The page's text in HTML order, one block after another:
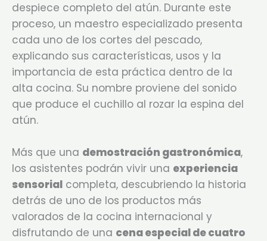
despiece completo del atún. Durante este
proceso, un maestro especializado presenta
cada uno de los cortes del pescado,
explicando sus características, usos y la
importancia de esta práctica dentro de la
alta cocina. Su nombre proviene del sonido
que produce el cuchillo al rozar la espina del
atún.
Más que una demostración gastronómica,
los asistentes podrán vivir una experiencia
sensorial completa, descubriendo la historia
detrás de uno de los productos más
valorados de la cocina internacional y
disfrutando de una cena especial de cuatro